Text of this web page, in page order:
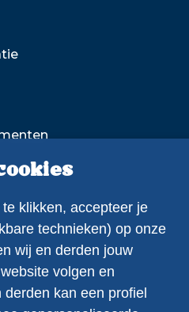
klikken, accepteer je
technieken) op onze
wij en derden jouw
volgen en
kan een profiel